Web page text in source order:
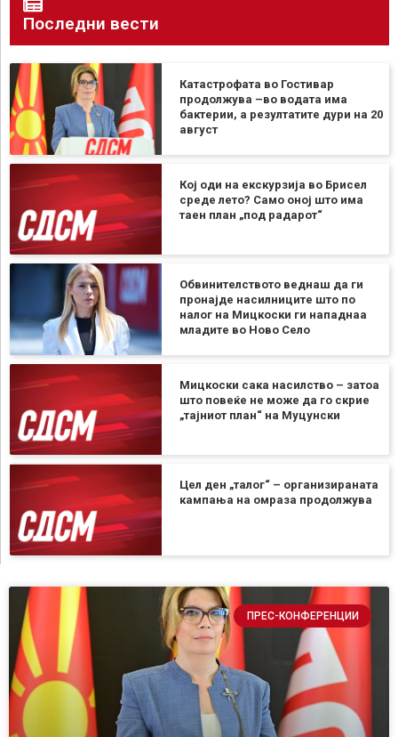
Последни вести
Катастрофата во Гостивар
продолжува –во водата има
бактерии, а резултатите дури на 20
август
Кој оди на екскурзија во Брисел
среде лето? Само оној што има
таен план „под радарот“
Обвинителството веднаш да ги
пронајде насилниците што по
налог на Мицкоски ги нападнаа
младите во Ново Село
Мицкоски сака насилство – затоа
што повеќе не може да го скрие
„тајниот план“ на Муцунски
Цел ден „талог“ – организираната
кампања на омраза продолжува
ПРЕС-КОНФЕРЕНЦИИ